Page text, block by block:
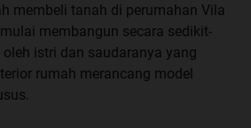
membeli tanah di perumahan Vila
membangun secara sedikit-
istri dan saudaranya yang
rumah merancang model